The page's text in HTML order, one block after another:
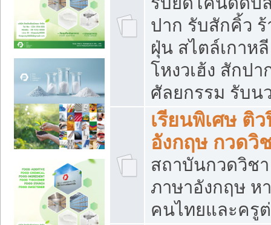
ปาก รับสักคิ้ว
ฝุ่น สไตล์เกาห
โหงวเฮ้ง สักป
ศัลยกรรม รับน
เรียนพิเศษ ติ
อังกฤษ กวดวิ
สถาบันกวดวิช
ภาษาอังกฤษ ห
คนไทยและครู